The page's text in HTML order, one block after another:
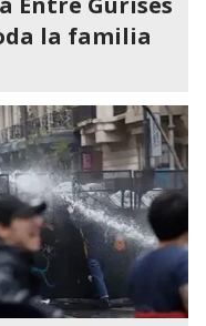
la familia